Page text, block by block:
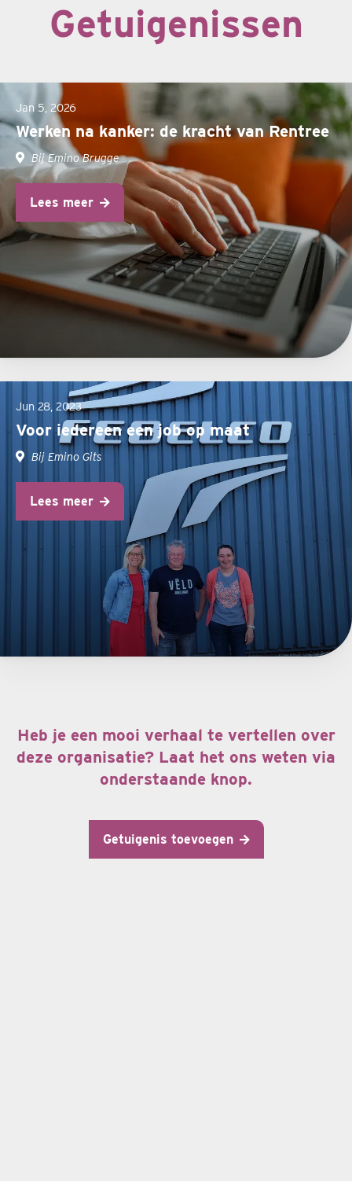
Getuigenissen
Jan 5, 2026
Werken na kanker: de kracht van Rentree
Bij Emino Brugge
Lees meer
Jun 28, 2023
Voor iedereen een job op maat
Bij Emino Gits
Lees meer
Heb je een mooi verhaal te vertellen over
deze organisatie? Laat het ons weten via
onderstaande knop.
Getuigenis toevoegen